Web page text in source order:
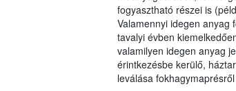
fogyasztható részei is
Valamennyi idegen anyag
tavalyi évben
valamilyen idegen anyag
érintkezésbe kerülő,
leválása